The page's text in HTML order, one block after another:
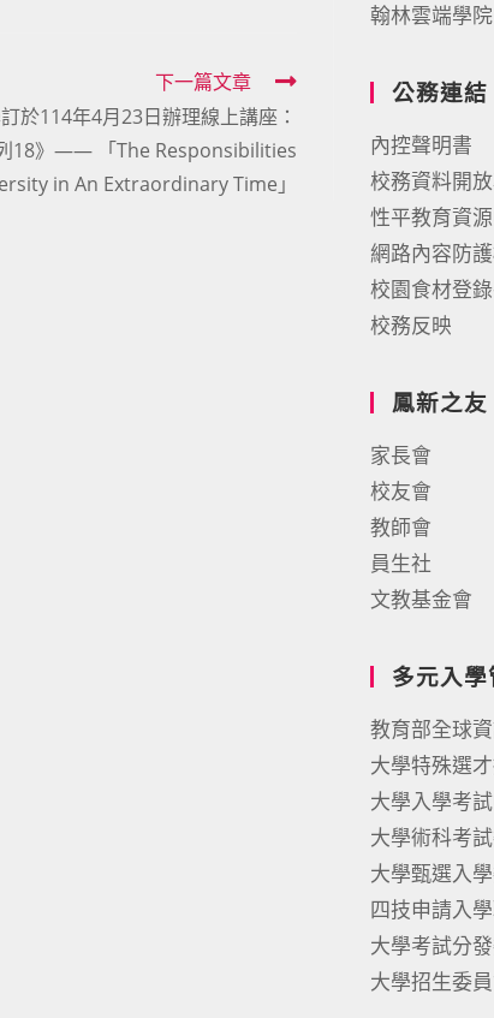
下一篇文章
於114年4月23日辦理線上講座：
列18》—— 「The Responsibilities
in An Extraordinary Time」
翰林雲端學院
公務連結
內控聲明書
校務資料開
性平教育資
網路內容防
校園食材登
校務反映
鳳新之友
家長會
校友會
教師會
員生社
文教基金會
多元入學
教育部全球
大學特殊選
大學入學考
大學術科考
大學甄選入
四技申請入
大學考試分
大學招生委